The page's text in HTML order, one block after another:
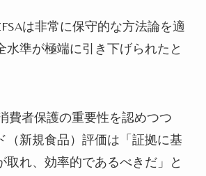
は非常に保守的な方法論を適
水準が極端に引き下げられたと
費者保護の重要性を認めつつ
（新規食品）評価は「証拠に基
取れ、効率的であるべきだ」と